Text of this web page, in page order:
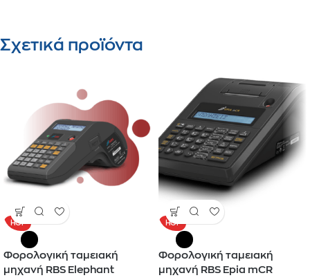
Σχετικά προϊόντα
HOT
Φορολογική ταμειακή
μηχανή RBS Elephant
HOT
Φορολογική ταμειακή
μηχανή RBS Epia mCR